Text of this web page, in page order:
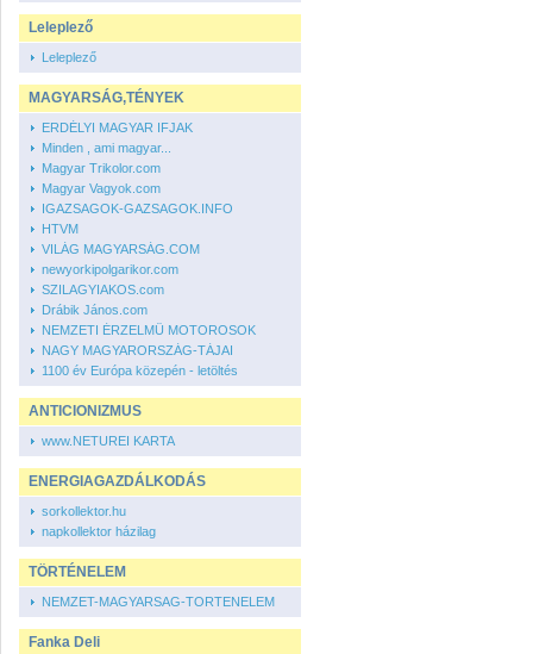
Leleplező
Leleplező
MAGYARSÁG,TÉNYEK
ERDÉLYI MAGYAR IFJAK
Minden , ami magyar...
Magyar Trikolor.com
Magyar Vagyok.com
IGAZSAGOK-GAZSAGOK.INFO
HTVM
VILÁG MAGYARSÁG.COM
newyorkipolgarikor.com
SZILAGYIAKOS.com
Drábik János.com
NEMZETI ÉRZELMÜ MOTOROSOK
NAGY MAGYARORSZÁG-TÁJAI
1100 év Európa közepén - letöltés
ANTICIONIZMUS
www.NETUREI KARTA
ENERGIAGAZDÁLKODÁS
sorkollektor.hu
napkollektor házilag
TÖRTÉNELEM
NEMZET-MAGYARSAG-TORTENELEM
Fanka Deli